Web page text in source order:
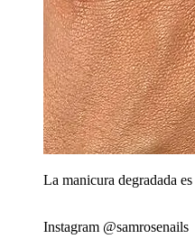
La manicura degradada
Instagram @samrosenails